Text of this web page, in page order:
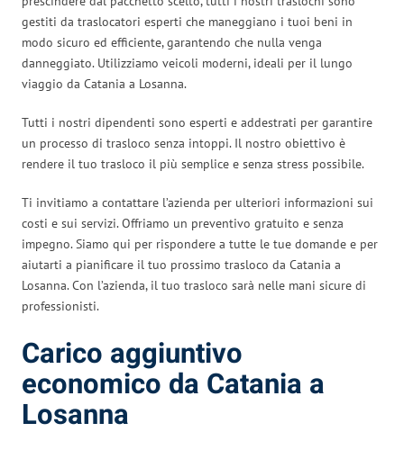
gestiti da traslocatori esperti che maneggiano i tuoi beni in
modo sicuro ed efficiente, garantendo che nulla venga
danneggiato. Utilizziamo veicoli moderni, ideali per il lungo
viaggio da Catania a Losanna.
Tutti i nostri dipendenti sono esperti e addestrati per garantire
un processo di trasloco senza intoppi. Il nostro obiettivo è
rendere il tuo trasloco il più semplice e senza stress possibile.
Ti invitiamo a contattare l’azienda per ulteriori informazioni sui
costi e sui servizi. Offriamo un preventivo gratuito e senza
impegno. Siamo qui per rispondere a tutte le tue domande e per
aiutarti a pianificare il tuo prossimo trasloco da Catania a
Losanna. Con l’azienda, il tuo trasloco sarà nelle mani sicure di
professionisti.
Carico aggiuntivo
economico da Catania a
Losanna